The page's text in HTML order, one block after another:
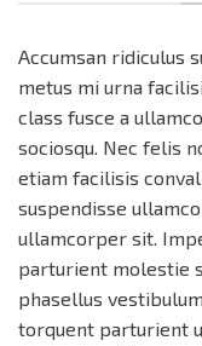
Accumsan ridiculus
metus mi urna
class fusce a
sociosqu. Nec felis
etiam facilisis
suspendisse
ullamcorper sit.
parturient molestie
phasellus
torquent parturient